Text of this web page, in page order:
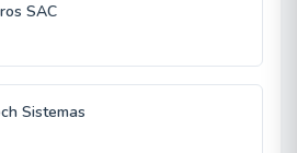
SAC
Sistemas